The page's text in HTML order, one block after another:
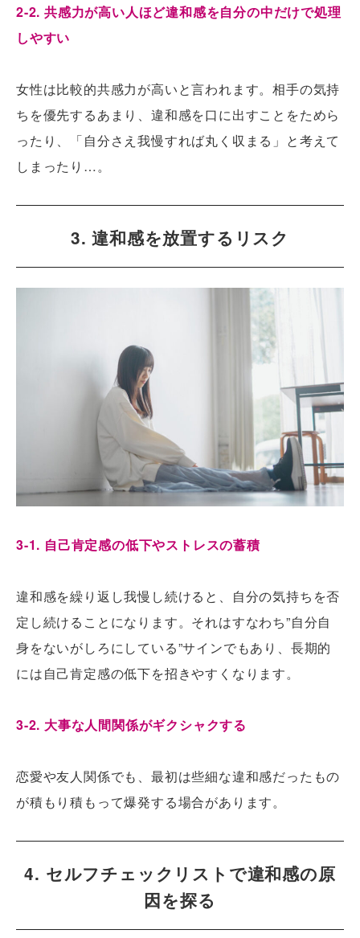
2-2. 共感力が高い人ほど違和感を自分の中だけで処理
しやすい
女性は比較的共感力が高いと言われます。相手の気持
ちを優先するあまり、違和感を口に出すことをためら
ったり、「自分さえ我慢すれば丸く収まる」と考えて
しまったり…。
3. 違和感を放置するリスク
3-1. 自己肯定感の低下やストレスの蓄積
違和感を繰り返し我慢し続けると、自分の気持ちを否
定し続けることになります。それはすなわち”自分自
身をないがしろにしている”サインでもあり、長期的
には自己肯定感の低下を招きやすくなります。
3-2. 大事な人間関係がギクシャクする
恋愛や友人関係でも、最初は些細な違和感だったもの
が積もり積もって爆発する場合があります。
4. セルフチェックリストで違和感の原
因を探る